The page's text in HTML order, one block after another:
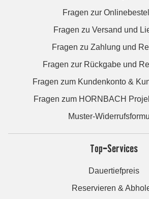
Fragen zur
Fragen zu Versand und
Fragen zu Zahlung und
Fragen zur Rückgabe und
Fragen zum Kundenkonto &
Fragen zum HORNBACH
Muster-
Top-Services
Dauertiefpreis
Reservieren &